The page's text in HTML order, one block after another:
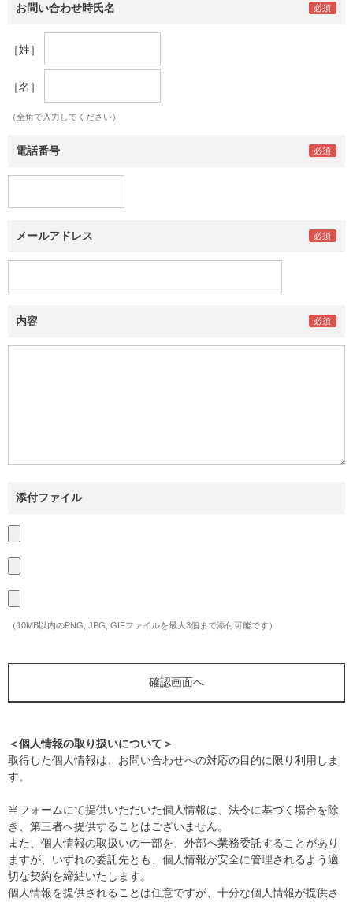
お問い合わせ時氏名
［姓］
［名］
（全角で入力してください）
電話番号
メールアドレス
内容
添付ファイル
（10MB以内のPNG, JPG, GIFファイルを最大3個まで添付可能です）
＜個人情報の取り扱いについて＞
取得した個人情報は、お問い合わせへの対応の目的に限り利用しま
す。
当フォームにて提供いただいた個人情報は、法令に基づく場合を除
き、第三者へ提供することはございません。
また、個人情報の取扱いの一部を、外部へ業務委託することがあり
ますが、いずれの委託先とも、個人情報が安全に管理されるよう適
切な契約を締結いたします。
個人情報を提供されることは任意ですが、十分な個人情報が提供さ